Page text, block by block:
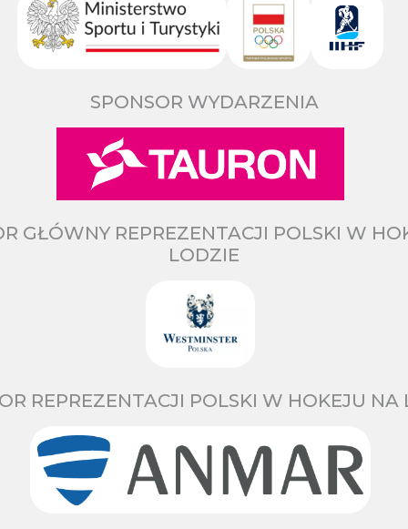
SPONSOR WYDARZENIA
GŁÓWNY REPREZENTACJI POLSKI W
LODZIE
REPREZENTACJI POLSKI W HOKEJU NA